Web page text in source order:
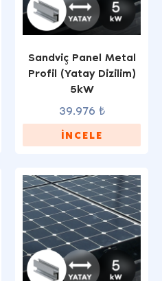
Sandviç Panel Metal
Profil (Yatay Dizilim)
5kW
39.976 ₺
İNCELE